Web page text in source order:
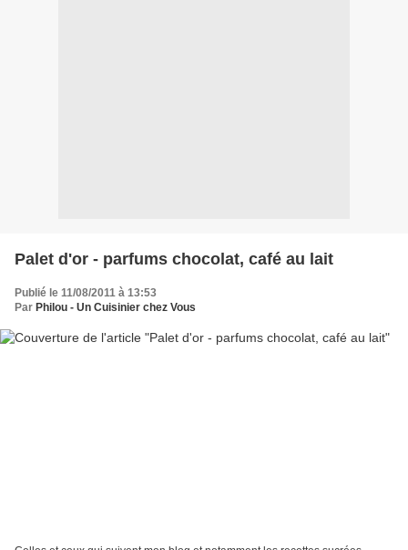
Palet d'or - parfums chocolat, café au lait
Publié le 11/08/2011 à 13:53
Par Philou - Un Cuisinier chez Vous